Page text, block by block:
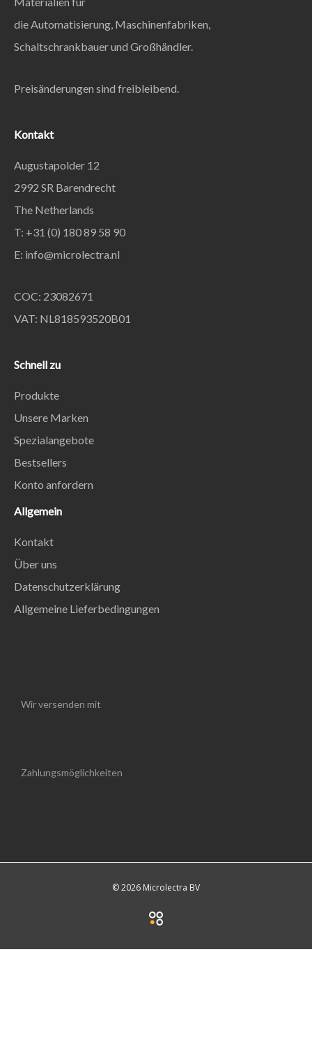
die Automatisierung, Maschinenfabriken,
Schaltschrankbauer und Großhändler.
Preisänderungen sind freibleibend.
Kontakt
Augustapolder 12
2992 SR Barendrecht
The Netherlands
T: +31 (0) 180 89 58 90
E: info@microlectra.nl
COC: 23082671
VAT: NL818593520B01
Schnell zu
Produkte
Unsere Marken
Spezialangebote
Bestsellers
Konto anfordern
Allgemein
Kontakt
Über uns
Datenschutzerklärung
Allgemeine Lieferbedingungen
Wir versenden mit
Zahlungsmöglichkeiten
© 2026 Microlectra BV